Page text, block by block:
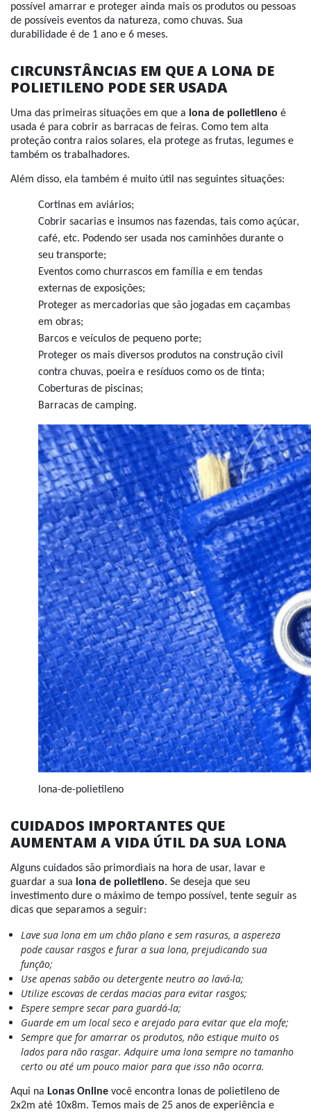
possível amarrar e proteger ainda mais os produtos ou pessoas
de possíveis eventos da natureza, como chuvas. Sua
durabilidade é de 1 ano e 6 meses.
CIRCUNSTÂNCIAS EM QUE A LONA DE
POLIETILENO PODE SER USADA
Uma das primeiras situações em que a lona de polietileno é
usada é para cobrir as barracas de feiras. Como tem alta
proteção contra raios solares, ela protege as frutas, legumes e
também os trabalhadores.
Além disso, ela também é muito útil nas seguintes situações:
Cortinas em aviários;
Cobrir sacarias e insumos nas fazendas, tais como açúcar,
café, etc. Podendo ser usada nos caminhões durante o
seu transporte;
Eventos como churrascos em família e em tendas
externas de exposições;
Proteger as mercadorias que são jogadas em caçambas
em obras;
Barcos e veículos de pequeno porte;
Proteger os mais diversos produtos na construção civil
contra chuvas, poeira e resíduos como os de tinta;
Coberturas de piscinas;
Barracas de camping.
lona-de-polietileno
CUIDADOS IMPORTANTES QUE
AUMENTAM A VIDA ÚTIL DA SUA LONA
Alguns cuidados são primordiais na hora de usar, lavar e
guardar a sua lona de polietileno. Se deseja que seu
investimento dure o máximo de tempo possível, tente seguir as
dicas que separamos a seguir:
Lave sua lona em um chão plano e sem rasuras, a aspereza
pode causar rasgos e furar a sua lona, prejudicando sua
função;
Use apenas sabão ou detergente neutro ao lavá-la;
Utilize escovas de cerdas macias para evitar rasgos;
Espere sempre secar para guardá-la;
Guarde em um local seco e arejado para evitar que ela mofe;
Sempre que for amarrar os produtos, não estique muito os
lados para não rasgar. Adquire uma lona sempre no tamanho
certo ou até um pouco maior para que isso não ocorra.
Aqui na Lonas Online você encontra lonas de polietileno de
2x2m até 10x8m. Temos mais de 25 anos de experiência e